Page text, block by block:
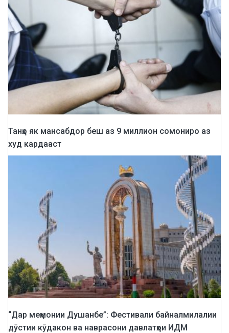
Танҳо як мансабдор беш аз 9 миллион сомониро аз
худ кардааст
“Дар меҳмонии Душанбе”: Фестивали байналмилалии
дӯстии кӯдакон ва наврасони давлатҳои ИДМ